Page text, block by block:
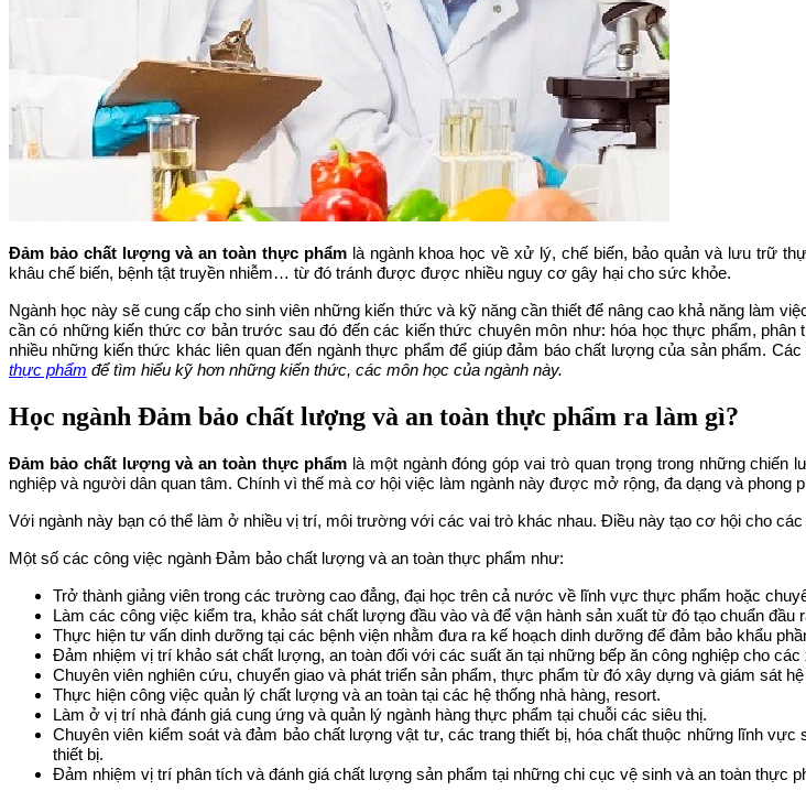
Đảm bảo chất lượng và an toàn thực phẩmlà ngành khoa học về xử lý, chế biến, bảo quản và lưu trữ
khâu chế biến, bệnh tật truyền nhiễm… từ đó tránh được được nhiều nguy cơ gây hại cho sức khỏe.
Ngành học này sẽ cung cấp cho sinh viên những kiến thức và kỹ năng cần thiết để nâng cao khả năng làm
cần có những kiến thức cơ bản trước sau đó đến các kiến thức chuyên môn như: hóa học thực phẩm,
nhiều những kiến thức khác liên quan đến ngành thực phẩm để giúp đảm báo chất lượng của sản phẩm.
thực phẩm để tìm hiểu kỹ hơn những kiến thức, các môn học của ngành này.
Học ngành Đảm bảo chất lượng và an toàn thực phẩm ra làm gì?
Đảm bảo chất lượng và an toàn thực phẩmlà một ngành đóng góp vai trò quan trọng trong những
nghiệp và người dân quan tâm. Chính vì thế mà cơ hội việc làm ngành này được mở rộng, đa dạng và phong
Với ngành này bạn có thể làm ở nhiều vị trí, môi trường với các vai trò khác nhau. Điều này tạo cơ hội cho
Một số các công việc ngành Đảm bảo chất lượng và an toàn thực phẩm như:
Trở thành giảng viên trong các trường cao đẳng, đại học trên cả nước về lĩnh vực thực phẩm hoặc
Làm các công việc kiểm tra, khảo sát chất lượng đầu vào và để vận hành sản xuất từ đó tạo chuẩn đầu
Thực hiện tư vấn dinh dưỡng tại các bệnh viện nhằm đưa ra kế hoạch dinh dưỡng để đảm bảo khẩu
Đảm nhiệm vị trí khảo sát chất lượng, an toàn đối với các suất ăn tại những bếp ăn công nghiệp cho
Chuyên viên nghiên cứu, chuyển giao và phát triển sản phẩm, thực phẩm từ đó xây dựng và giám sát
Thực hiện công việc quản lý chất lượng và an toàn tại các hệ thống nhà hàng, resort.
Làm ở vị trí nhà đánh giá cung ứng và quản lý ngành hàng thực phẩm tại chuỗi các siêu thị.
Chuyên viên kiểm soát và đảm bảo chất lượng vật tư, các trang thiết bị, hóa chất thuộc những lĩnh
thiết bị.
Đảm nhiệm vị trí phân tích và đánh giá chất lượng sản phẩm tại những chi cục vệ sinh và an toàn